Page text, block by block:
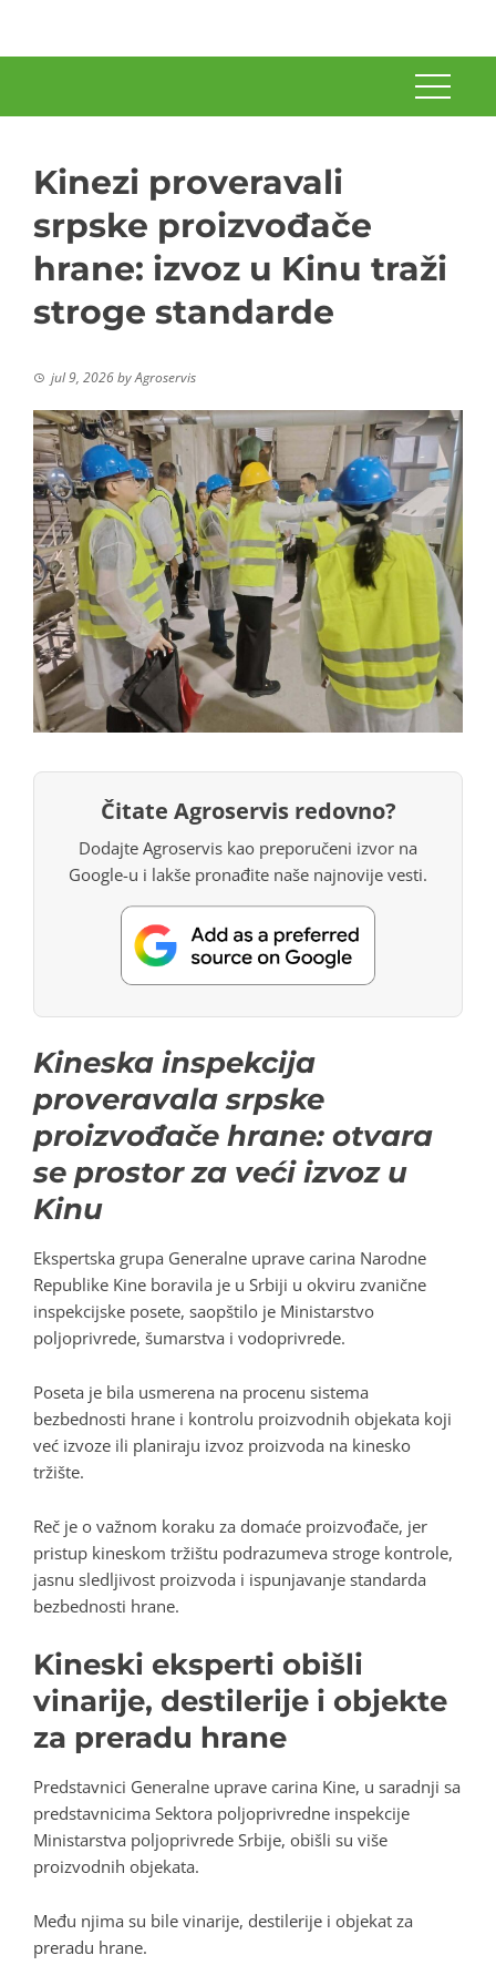
Kinezi proveravali
srpske proizvođače
hrane: izvoz u Kinu traži
stroge standarde
jul 9, 2026byAgroservis
Čitate Agroservis redovno?
Dodajte Agroservis kao preporučeni izvor na
Google-u i lakše pronađite naše najnovije vesti.
Kineska inspekcija
proveravala srpske
proizvođače hrane: otvara
se prostor za veći izvoz u
Kinu
Ekspertska grupa Generalne uprave carina Narodne
Republike Kine boravila je u Srbiji u okviru zvanične
inspekcijske posete, saopštilo je Ministarstvo
poljoprivrede, šumarstva i vodoprivrede.
Poseta je bila usmerena na procenu sistema
bezbednosti hrane i kontrolu proizvodnih objekata koji
već izvoze ili planiraju izvoz proizvoda na kinesko
tržište.
Reč je o važnom koraku za domaće proizvođače, jer
pristup kineskom tržištu podrazumeva stroge kontrole,
jasnu sledljivost proizvoda i ispunjavanje standarda
bezbednosti hrane.
Kineski eksperti obišli
vinarije, destilerije i objekte
za preradu hrane
Predstavnici Generalne uprave carina Kine, u saradnji sa
predstavnicima Sektora poljoprivredne inspekcije
Ministarstva poljoprivrede Srbije, obišli su više
proizvodnih objekata.
Među njima su bile vinarije, destilerije i objekat za
preradu hrane.